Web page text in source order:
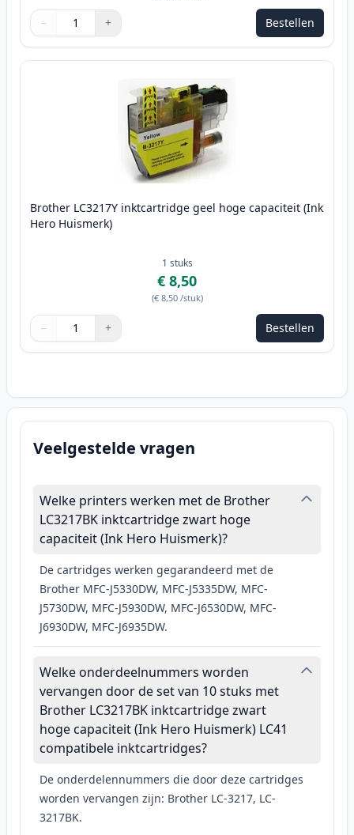
Aantal
Gebruik de knoppen om aan te passen
− +
Aantal 1 Bestellen
Brother LC3217Y inktcartridge geel hoge capaciteit (Ink
Hero Huismerk)
1 stuks
€ 8,50
(€ 8,50 /stuk)
Aantal
Gebruik de knoppen om aan te passen
− +
Aantal 1 Bestellen
Veelgestelde vragen
Welke printers werken met de Brother
LC3217BK inktcartridge zwart hoge
capaciteit (Ink Hero Huismerk)?
De cartridges werken gegarandeerd met de
Brother MFC-J5330DW, MFC-J5335DW, MFC-
J5730DW, MFC-J5930DW, MFC-J6530DW, MFC-
J6930DW, MFC-J6935DW.
Welke onderdeelnummers worden
vervangen door de set van 10 stuks met
Brother LC3217BK inktcartridge zwart
hoge capaciteit (Ink Hero Huismerk) LC41
compatibele inktcartridges?
De onderdelennummers die door deze cartridges
worden vervangen zijn: Brother LC-3217, LC-
3217BK.